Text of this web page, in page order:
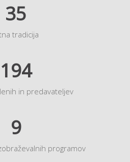
35
tradicija
194
in predavateljev
9
programov